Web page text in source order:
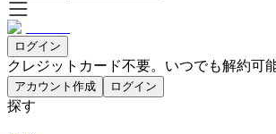
ログイン
クレジットカード不要。いつでも解約可能
アカウント作成 ログイン
探す